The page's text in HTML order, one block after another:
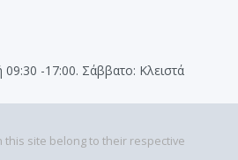
-17:00. Σάββατο: Κλειστά
this site belong to their respective